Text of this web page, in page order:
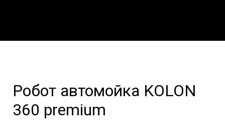
Робот автомойка KOLON
360 premium